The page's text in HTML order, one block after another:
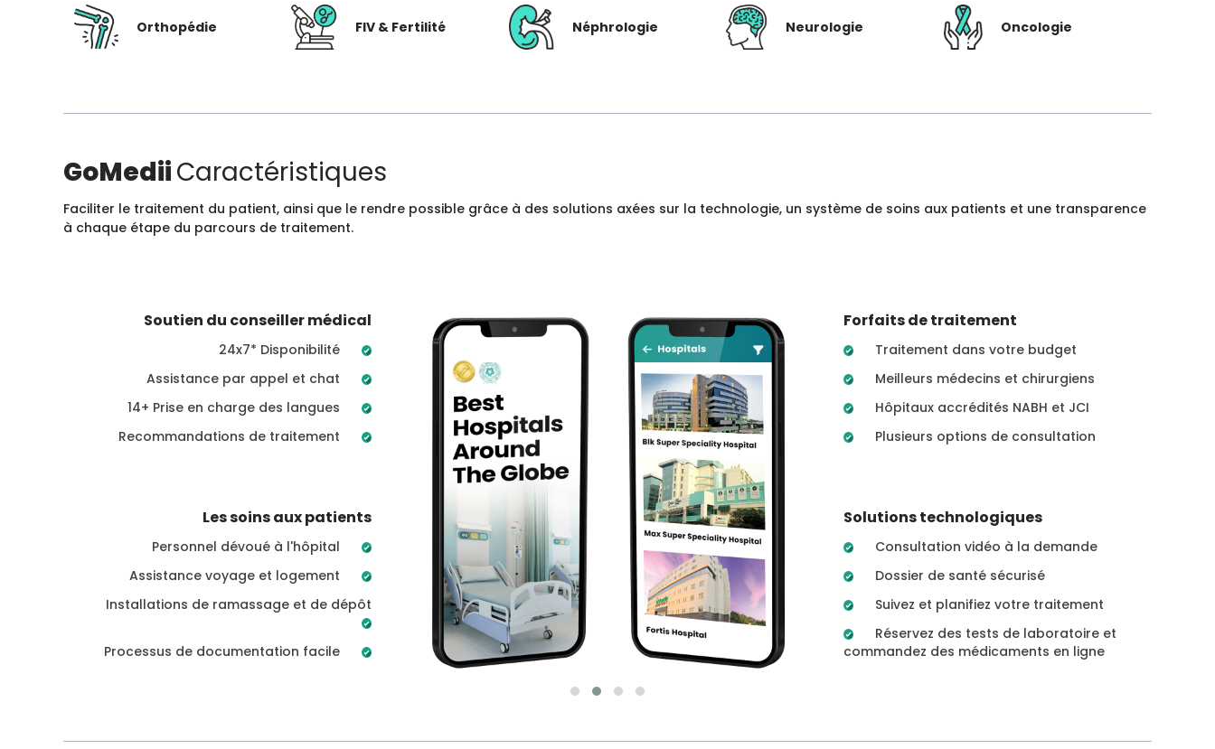
Orthopédie FIV & Fertilité Néphrologie Neurologie Oncologie
GoMediiCaractéristiques
Faciliter le traitement du patient, ainsi que le rendre possible grâce à des solutions axées sur la technologie, un système de soins aux patients et une transparence
à chaque étape du parcours de traitement.
Soutien du conseiller médical
24x7* Disponibilité
Assistance par appel et chat
14+ Prise en charge des langues
Recommandations de traitement
Les soins aux patients
Personnel dévoué à l'hôpital
Assistance voyage et logement
Installations de ramassage et de dépôt
Processus de documentation facile
Forfaits de traitement
Traitement dans votre budget
Meilleurs médecins et chirurgiens
Hôpitaux accrédités NABH et JCI
Plusieurs options de consultation
Solutions technologiques
Consultation vidéo à la demande
Dossier de santé sécurisé
Suivez et planifiez votre traitement
Réservez des tests de laboratoire et
commandez des médicaments en ligne